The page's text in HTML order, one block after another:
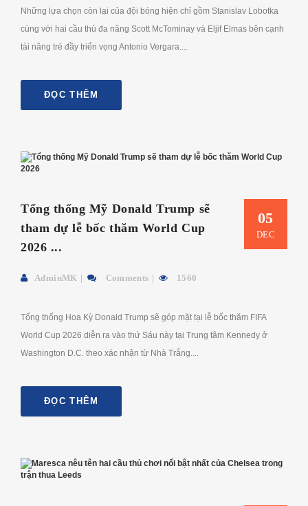
Những lựa chọn còn lại của đội bóng hiện chỉ gồm Stanislav Lobotka
cùng với hai cầu thủ đa năng Scott McTominay và Eljif Elmas bên cạnh
tài năng trẻ đầy triển vọng Antonio Vergara....
ĐỌC THÊM
05
DEC
Tổng thống Mỹ Donald Trump sẽ
tham dự lễ bốc thăm World Cup
2026 ...
AdminMK Comments 1560
Tổng thống Hoa Kỳ Donald Trump sẽ góp mặt tại lễ bốc thăm FIFA
World Cup 2026 diễn ra vào thứ Sáu này tại Trung tâm Kennedy ở
Washington D.C. theo xác nhận từ Nhà Trắng....
ĐỌC THÊM